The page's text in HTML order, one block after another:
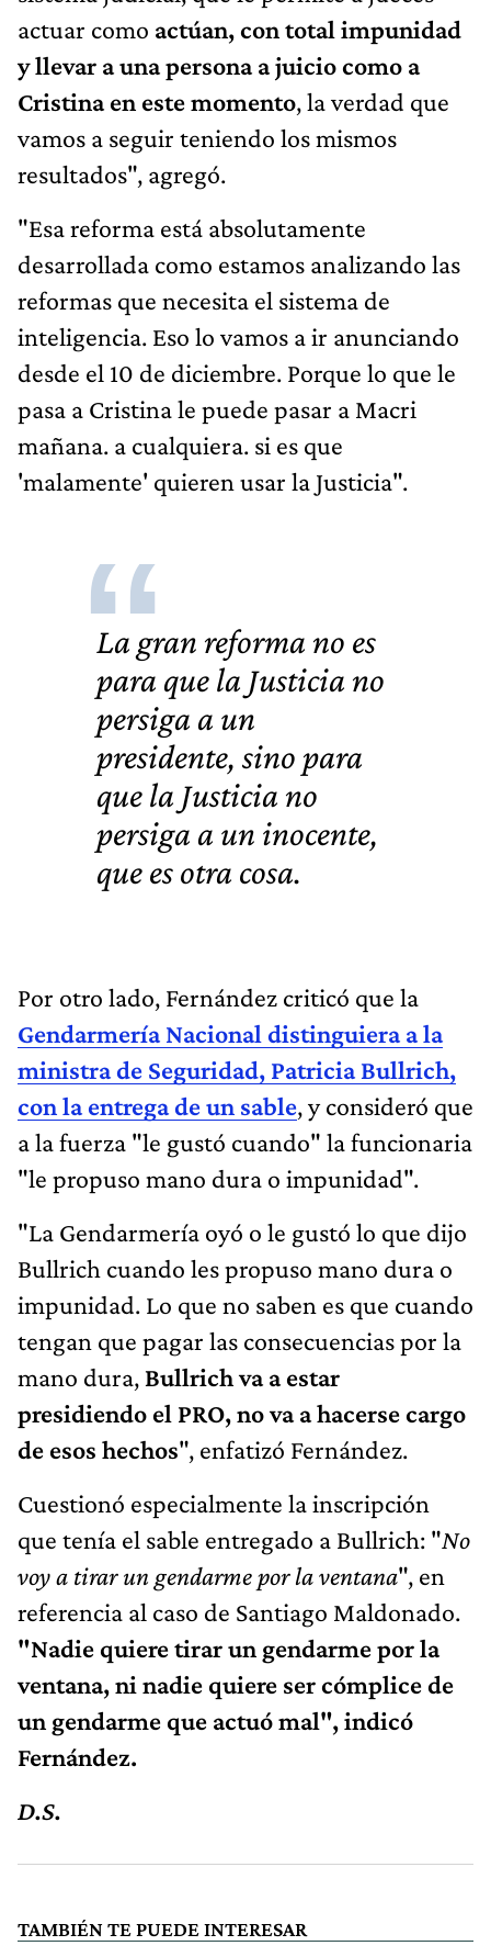
actuar como actúan, con total impunidad
y llevar a una persona a juicio como a
Cristina en este momento, la verdad que
vamos a seguir teniendo los mismos
resultados", agregó.
"Esa reforma está absolutamente
desarrollada como estamos analizando las
reformas que necesita el sistema de
inteligencia. Eso lo vamos a ir anunciando
desde el 10 de diciembre. Porque lo que le
pasa a Cristina le puede pasar a Macri
mañana. a cualquiera. si es que
'malamente' quieren usar la Justicia".
La gran reforma no es
para que la Justicia no
persiga a un
presidente, sino para
que la Justicia no
persiga a un inocente,
que es otra cosa.
Por otro lado, Fernández criticó que la
Gendarmería Nacional distinguiera a la
ministra de Seguridad, Patricia Bullrich,
con la entrega de un sable, y consideró que
a la fuerza "le gustó cuando" la funcionaria
"le propuso mano dura o impunidad".
"La Gendarmería oyó o le gustó lo que dijo
Bullrich cuando les propuso mano dura o
impunidad. Lo que no saben es que cuando
tengan que pagar las consecuencias por la
mano dura, Bullrich va a estar
presidiendo el PRO, no va a hacerse cargo
de esos hechos", enfatizó Fernández.
Cuestionó especialmente la inscripción
que tenía el sable entregado a Bullrich: "No
voy a tirar un gendarme por la ventana", en
referencia al caso de Santiago Maldonado.
"Nadie quiere tirar un gendarme por la
ventana, ni nadie quiere ser cómplice de
un gendarme que actuó mal", indicó
Fernández.
D.S.
TAMBIÉN TE PUEDE INTERESAR